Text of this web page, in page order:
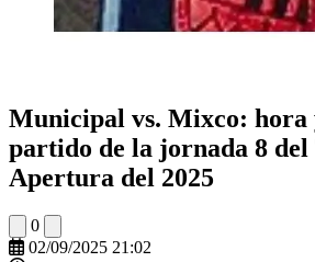
Municipal vs. Mixco: hora
partido de la jornada 8 del
Apertura del 2025
0
02/09/2025 21:02